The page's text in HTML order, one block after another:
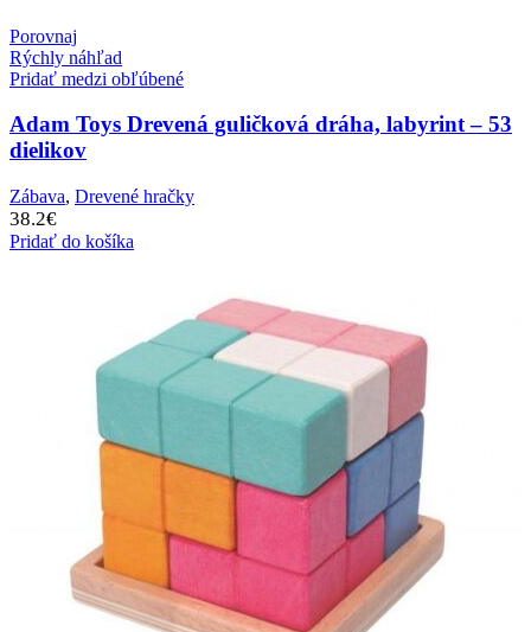
Porovnaj
Rýchly náhľad
Pridať medzi obľúbené
Adam Toys Drevená guličková dráha, labyrint – 53
dielikov
Zábava, Drevené hračky
38.2€
Pridať do košíka